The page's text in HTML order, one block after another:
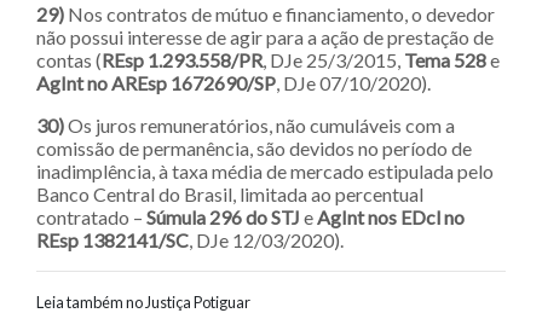
29) Nos contratos de mútuo e financiamento, o devedor
não possui interesse de agir para a ação de prestação de
contas (REsp 1.293.558/PR , DJe 25/3/2015, Tema 528e
AgInt no AREsp 1672690/SP , DJe 07/10/2020).
30)Os juros remuneratórios, não cumuláveis com a
comissão de permanência, são devidos no período de
inadimplência, à taxa média de mercado estipulada pelo
Banco Central do Brasil, limitada ao percentual
contratado – Súmula 296 do STJ e AgInt nos EDcl no
REsp 1382141/SC , DJe 12/03/2020).
Leia também no Justiça Potiguar